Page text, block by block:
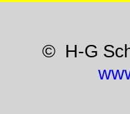
© H-G